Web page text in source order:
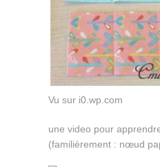
Vu sur i0.wp.com
une video pour
(familièrement : nœud